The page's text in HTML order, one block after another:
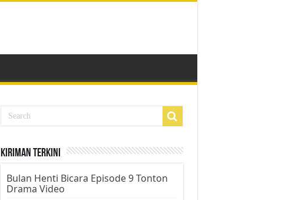
Kiriman Terkini
Bulan Henti Bicara Episode 9 Tonton
Drama Video